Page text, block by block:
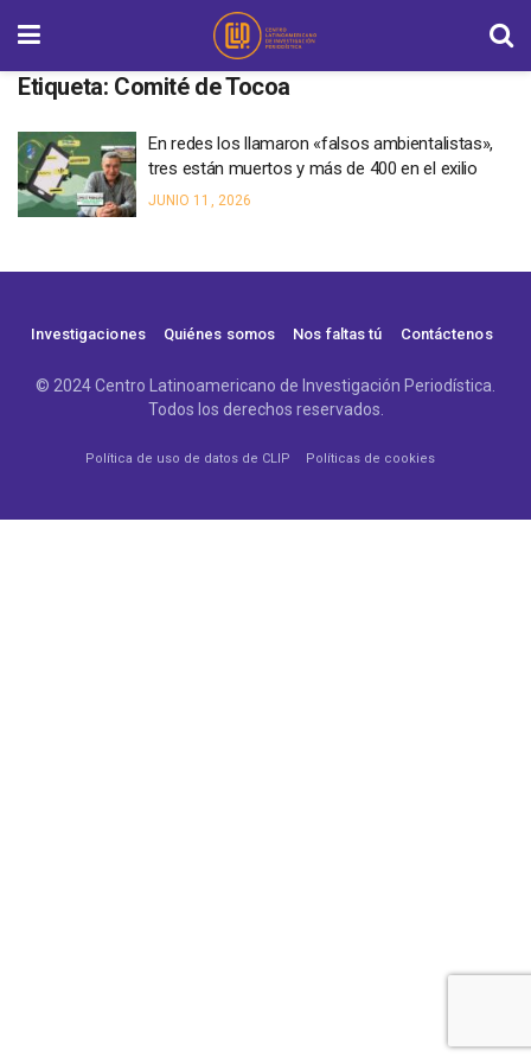
Etiqueta: Comité de Tocoa
En redes los llamaron «falsos ambientalistas»,
tres están muertos y más de 400 en el exilio
JUNIO 11, 2026
Investigaciones Quiénes somos Nos faltas tú Contáctenos
© 2024 Centro Latinoamericano de Investigación Periodística.
Todos los derechos reservados.
Política de uso de datos de CLIP Políticas de cookies